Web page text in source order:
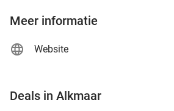
Meer informatie
Website
Deals in Alkmaar